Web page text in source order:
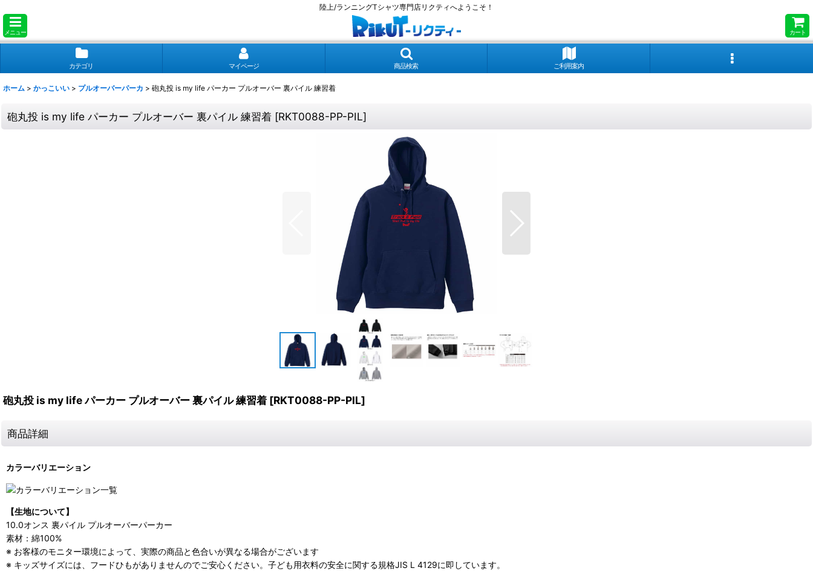
陸上/ランニングTシャツ専門店リクティへようこそ！
メニュー カート
カテゴリ マイページ 商品検索 ご利用案内
ホーム > かっこいい > プルオーバーパーカ > 砲丸投 is my life パーカー プルオーバー 裏パイル 練習着
砲丸投 is my life パーカー プルオーバー 裏パイル 練習着 [RKT0088-PP-PIL]
砲丸投 is my life パーカー プルオーバー 裏パイル 練習着 [RKT0088-PP-PIL]
商品詳細
カラーバリエーション
【生地について】
10.0オンス 裏パイル プルオーバーパーカー
素材：綿100%
※ お客様のモニター環境によって、実際の商品と色合いが異なる場合がございます
※ キッズサイズには、フードひもがありませんのでご安心ください。子ども用衣料の安全に関する規格JIS L 4129に即しています。